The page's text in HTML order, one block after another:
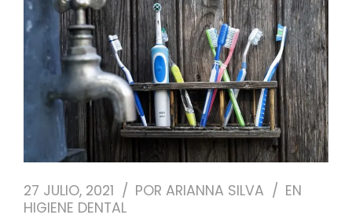
NUESTRO EQUIPO
CASOS REALES
SEGUROS DENTALES
27 JULIO, 2021 POR ARIANNA SILVA
EN
HIGIENE DENTAL